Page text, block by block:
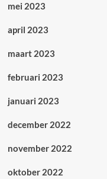
mei 2023
april 2023
maart 2023
februari 2023
januari 2023
december 2022
november 2022
oktober 2022